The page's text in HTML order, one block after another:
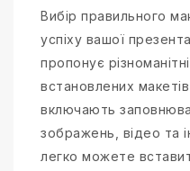
Вибір правильного
успіху вашої
пропонує
встановлених
включають
зображень, відео та
легко можете